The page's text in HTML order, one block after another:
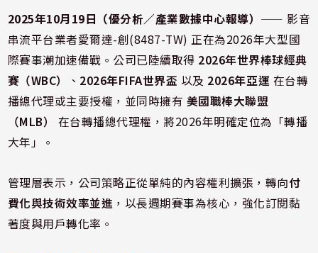
2025年10月19日（優分析／產業數據中心報導） ⸺ 影音
串流平台業者愛爾達-創(8487-TW) 正在為2026年大型國
際賽事潮加速備戰。公司已陸續取得 2026年世界棒球經典
賽（WBC）
、 2026年FIFA世界盃 以及 2026年亞運 在台轉
播總代理或主要授權，並同時擁有 美國職棒大聯盟
（MLB）
在台轉播總代理權，將2026年明確定位為「轉播
大年」。
管理層表示，公司策略正從單純的內容權利擴張，轉向付
費化與技術效率並進 ，以長週期賽事為核心，強化訂閱黏
著度與用戶轉化率。